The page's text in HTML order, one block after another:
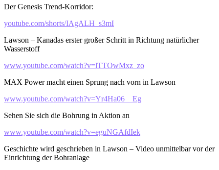
Der Genesis Trend-Korridor:
youtube.com/shorts/IAgALH_s3mI
Lawson – Kanadas erster großer Schritt in Richtung natürlicher
Wasserstoff
www.youtube.com/watch?v=lTTOwMxz_zo
MAX Power macht einen Sprung nach vorn in Lawson
www.youtube.com/watch?v=Yr4Ha06__Eg
Sehen Sie sich die Bohrung in Aktion an
www.youtube.com/watch?v=eguNGAfdIek
Geschichte wird geschrieben in Lawson – Video unmittelbar vor der
Einrichtung der Bohranlage